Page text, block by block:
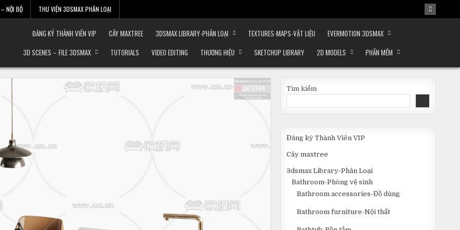
NỘI BỘ THƯ VIỆN 3DSMAX PHÂN LOẠI
ĐĂNG KÝ THÀNH VIÊN VIP CÂY MAXTREE 3DSMAX LIBRARY-PHÂN LOẠI TEXTURES-MAPS-VẬT LIỆU
EVERMOTION 3DSMAX
3D SCENES – FILE 3DSMAX
TUTORIALS VIDEO EDITING THƯƠNG HIỆU SKETCHUP LIBRARY 2D MODELS PHẦN MỀM
Tìm kiếm
Đăng ký Thành Viên VIP
Cây maxtree
3dsmax Library-Phân Loại
Bathroom-Phòng vệ sinh
Bathroom accessories-Đồ dùng
Bathroom furniture-Nội thất